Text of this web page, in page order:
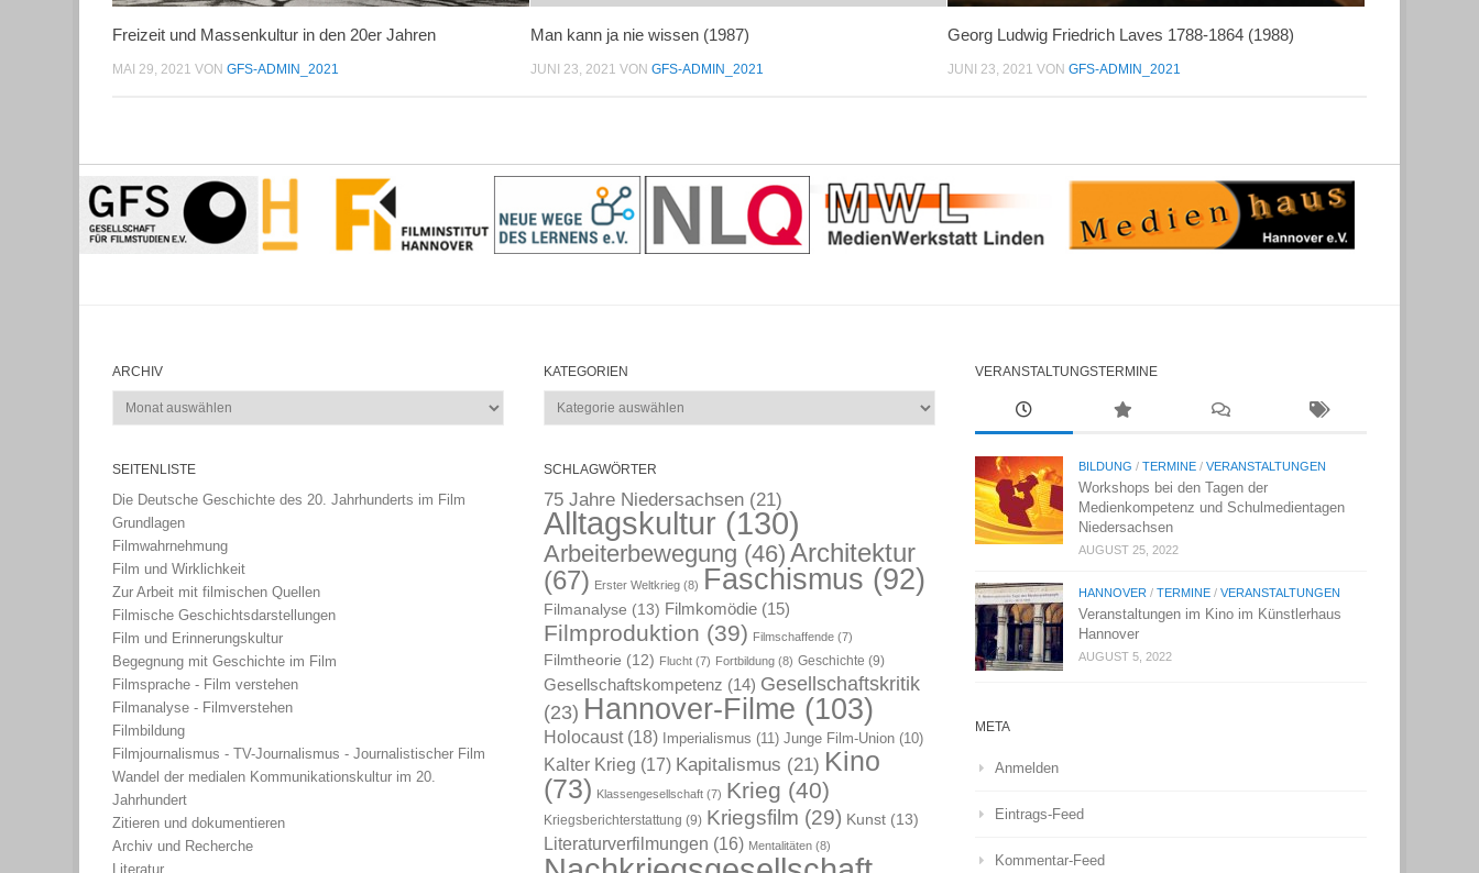
Freizeit und Massenkultur in den 20er Jahren
MAI 29, 2021 VON GFS-ADMIN_2021
Man kann ja nie wissen (1987)
JUNI 23, 2021 VON GFS-ADMIN_2021
Georg Ludwig Friedrich Laves 1788-1864 (1988)
JUNI 23, 2021 VONGFS-ADMIN_2021
ARCHIV
Archiv
SEITENLISTE
Die Deutsche Geschichte des 20. Jahrhunderts im Film
Grundlagen
Filmwahrnehmung
Film und Wirklichkeit
Zur Arbeit mit filmischen Quellen
Filmische Geschichtsdarstellungen
Film und Erinnerungskultur
Begegnung mit Geschichte im Film
Filmsprache - Film verstehen
Filmanalyse - Filmverstehen
Filmbildung
Filmjournalismus - TV-Journalismus - Journalistischer Film
Wandel der medialen Kommunikationskultur im 20.
Jahrhundert
Zitieren und dokumentieren
Archiv und Recherche
Literatur
KATEGORIEN
Kategorien
SCHLAGWÖRTER
75 Jahre Niedersachsen (21)
Alltagskultur (130)
Arbeiterbewegung (46) Architektur
(67) Erster Weltkrieg (8) Faschismus (92)
Filmanalyse (13) Filmkomödie (15)
Filmproduktion (39) Filmschaffende (7)
Filmtheorie (12) Flucht (7) Fortbildung (8) Geschichte (9)
Gesellschaftskompetenz (14) Gesellschaftskritik
(23) Hannover-Filme (103)
Holocaust(18) Imperialismus (11) Junge Film-Union (10)
Kalter Krieg (17) Kapitalismus (21) Kino
(73) Klassengesellschaft (7) Krieg (40)
Kriegsberichterstattung (9) Kriegsfilm (29) Kunst (13)
Literaturverfilmungen (16) Mentalitäten (8)
VERANSTALTUNGSTERMINE
BILDUNG /TERMINE /VERANSTALTUNGEN
Workshops bei den Tagen der
Medienkompetenz und Schulmedientagen
Niedersachsen
AUGUST 25, 2022
HANNOVER /TERMINE /VERANSTALTUNGEN
Veranstaltungen im Kino im Künstlerhaus
Hannover
AUGUST 5, 2022
META
Anmelden
Eintrags-Feed
Kommentar-Feed